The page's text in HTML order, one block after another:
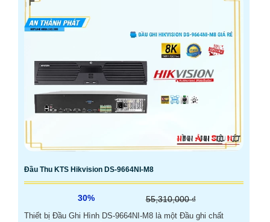
Đầu Thu KTS Hikvision DS-9664NI-M8
30% 55,310,000 ₫
Thiết bị Đầu Ghi Hình DS-9664NI-M8 là một Đầu ghi chất